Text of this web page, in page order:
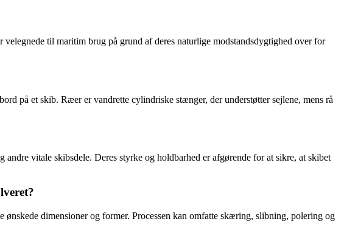
til maritim brug på grund af deres naturlige modstandsdygtighed over for
på et skib. Ræer er vandrette cylindriske stænger, der understøtter sejlene, mens rå
vitale skibsdele. Deres styrke og holdbarhed er afgørende for at sikre, at skibet
dimensioner og former. Processen kan omfatte skæring, slibning, polering og